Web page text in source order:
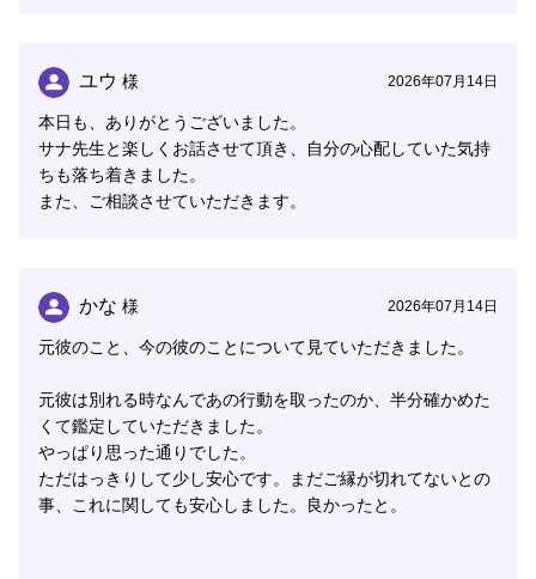
ユウ 様 2026年07月14日
本日も、ありがとうございました。
サナ先生と楽しくお話させて頂き、自分の心配していた気持
ちも落ち着きました。
また、ご相談させていただきます。
かな 様 2026年07月14日
元彼のこと、今の彼のことについて見ていただきました。
元彼は別れる時なんであの行動を取ったのか、半分確かめた
くて鑑定していただきました。
やっぱり思った通りでした。
ただはっきりして少し安心です。まだご縁が切れてないとの
事、これに関しても安心しました。良かったと。